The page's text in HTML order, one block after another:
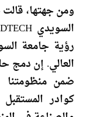
ومن جهتها، قالت
رؤية جامعة
ضمن منظومتنا
كوادر